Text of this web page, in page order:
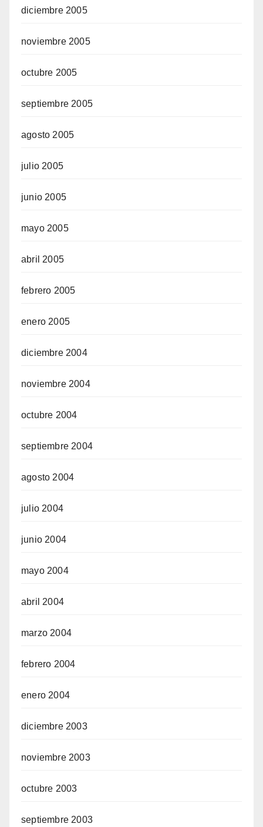
diciembre 2005
noviembre 2005
octubre 2005
septiembre 2005
agosto 2005
julio 2005
junio 2005
mayo 2005
abril 2005
febrero 2005
enero 2005
diciembre 2004
noviembre 2004
octubre 2004
septiembre 2004
agosto 2004
julio 2004
junio 2004
mayo 2004
abril 2004
marzo 2004
febrero 2004
enero 2004
diciembre 2003
noviembre 2003
octubre 2003
septiembre 2003